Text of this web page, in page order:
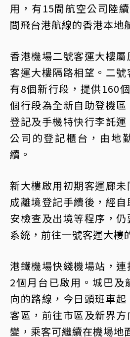
用，有15間航空公司陸
間飛台港航線的香港本地
香港機場二號客運大樓
客運大樓隔路相望。二
有8個新行段，提供160
個行段為全新自助登機
登記及手機特快行李託
公司的登記櫃台，由地
續。
新大樓啟用初期客運廊
成離境登記手續後，經
安檢查及出境等程序，
系統，前往一號客運大樓
港鐵機場快綫機場站，
2個月台已啟用。城巴及
向的路線，今日頭班車
客區，前往市區及新界
變，乘客可繼續在機場地